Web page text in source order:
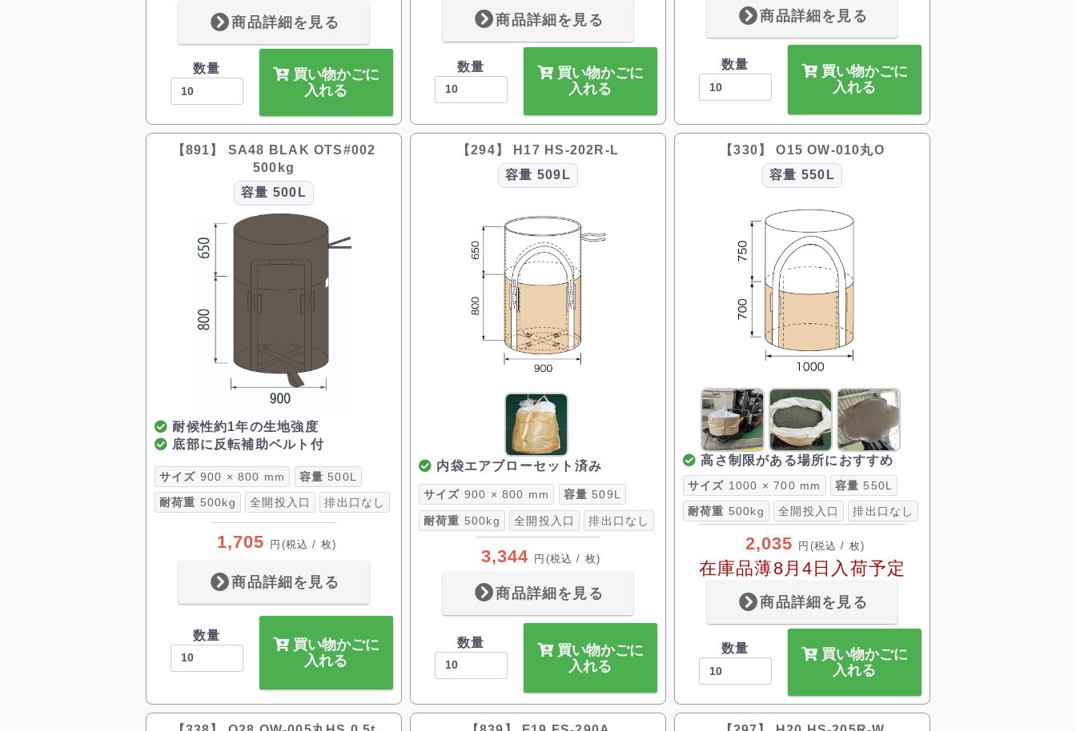
商品詳細を見る
数量
買い物かごに
入れる
商品詳細を見る
数量
買い物かごに
入れる
商品詳細を見る
数量
買い物かごに
入れる
【891】 SA48 BLAK OTS#002
500kg
容量 500L
耐候性約1年の生地強度
底部に反転補助ベルト付
サイズ 900 × 800 mm 容量 500L
耐荷重 500kg 全開投入口 排出口なし
1,705 円 (税込 / 枚)
商品詳細を見る
数量
買い物かごに
入れる
【294】 H17 HS-202R-L
容量 509L
内袋エアブローセット済み
サイズ 900 × 800 mm 容量 509L
耐荷重 500kg 全開投入口 排出口なし
3,344 円 (税込 / 枚)
商品詳細を見る
数量
買い物かごに
入れる
【330】 O15 OW-010丸O
容量 550L
高さ制限がある場所におすすめ
サイズ 1000 × 700 mm 容量 550L
耐荷重 500kg 全開投入口 排出口なし
2,035 円 (税込 / 枚)
在庫品薄8月4日入荷予定
商品詳細を見る
数量
買い物かごに
入れる